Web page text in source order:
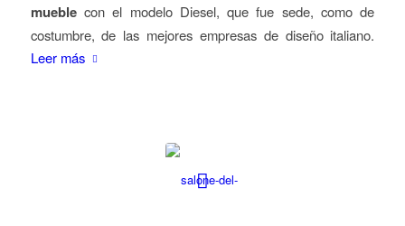
mueblecon el modelo Diesel, que fue sede, como de
costumbre, de las mejores empresas de diseño italiano.
Leer más